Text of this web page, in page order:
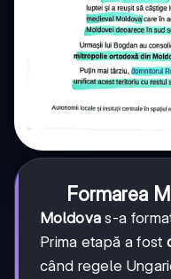
Formarea
Moldova s-a
Prima etapă a fost
când regele